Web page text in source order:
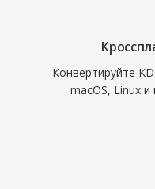
Конвертируйте
macOS, Linux